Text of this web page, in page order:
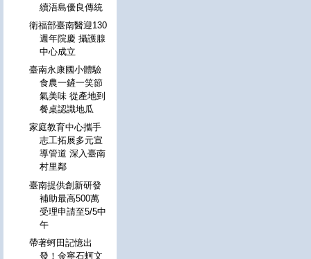
續浯島優良傳統
衛福部臺南醫迎130
週年院慶 攝護腺
中心成立
臺南永康國小體驗
食農一鏟一笑節
氣美味 從產地到
餐桌認識地瓜
家庭教育中心攜手
志工拓展多元宣
導管道 深入臺南
村里鄰
臺南提供創新研發
補助最高500萬
受理申請至5/5中
午
帶著蚵田記憶出
發！金寧石蚵文